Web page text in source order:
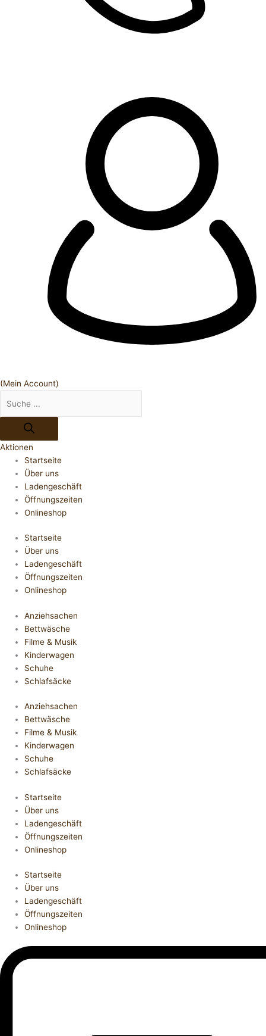
(Mein Account)
Aktionen
Startseite
Über uns
Ladengeschäft
Öffnungszeiten
Onlineshop
Startseite
Über uns
Ladengeschäft
Öffnungszeiten
Onlineshop
Anziehsachen
Bettwäsche
Filme & Musik
Kinderwagen
Schuhe
Schlafsäcke
Anziehsachen
Bettwäsche
Filme & Musik
Kinderwagen
Schuhe
Schlafsäcke
Startseite
Über uns
Ladengeschäft
Öffnungszeiten
Onlineshop
Startseite
Über uns
Ladengeschäft
Öffnungszeiten
Onlineshop